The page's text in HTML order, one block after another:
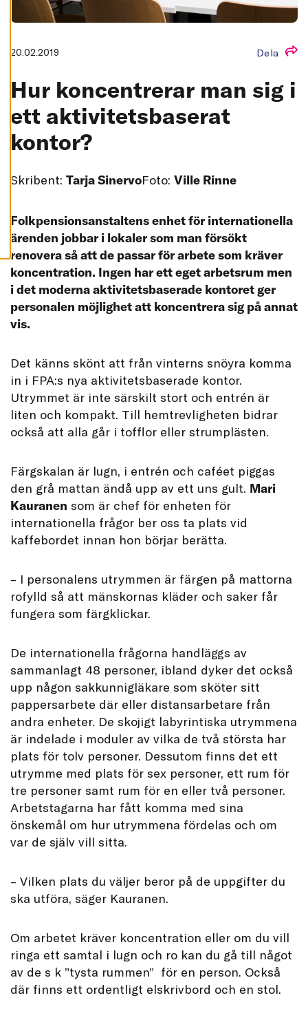
A
C
R
A
A
L
O
20.02.2019 Dela
Hur koncentrerar man sig i
ett aktivitetsbaserat
kontor?
Skribent: Tarja SinervoFoto: Ville Rinne
Folkpensionsanstaltens enhet för internationella
ärenden jobbar i lokaler som man försökt
renovera så att de passar för arbete som kräver
koncentration. Ingen har ett eget arbetsrum men
i det moderna aktivitetsbaserade kontoret ger
personalen möjlighet att koncentrera sig på annat
vis.
Det känns skönt att från vinterns snöyra komma
in i FPA:s nya aktivitetsbaserade kontor.
Utrymmet är inte särskilt stort och entrén är
liten och kompakt. Till hemtrevligheten bidrar
också att alla går i tofflor eller strumplästen.
Färgskalan är lugn, i entrén och caféet piggas
den grå mattan ändå upp av ett uns gult. Mari
Kauranen som är chef för enheten för
internationella frågor ber oss ta plats vid
kaffebordet innan hon börjar berätta.
– I personalens utrymmen är färgen på mattorna
rofylld så att mänskornas kläder och saker får
fungera som färgklickar.
De internationella frågorna handläggs av
sammanlagt 48 personer, ibland dyker det också
upp någon sakkunnigläkare som sköter sitt
pappersarbete där eller distansarbetare från
andra enheter. De skojigt labyrintiska utrymmena
är indelade i moduler av vilka de två största har
plats för tolv personer. Dessutom finns det ett
utrymme med plats för sex personer, ett rum för
tre personer samt rum för en eller två personer.
Arbetstagarna har fått komma med sina
önskemål om hur utrymmena fördelas och om
var de själv vill sitta.
– Vilken plats du väljer beror på de uppgifter du
ska utföra, säger Kauranen.
Om arbetet kräver koncentration eller om du vill
ringa ett samtal i lugn och ro kan du gå till något
av de s k ”tysta rummen” för en person. Också
där finns ett ordentligt elskrivbord och en stol.